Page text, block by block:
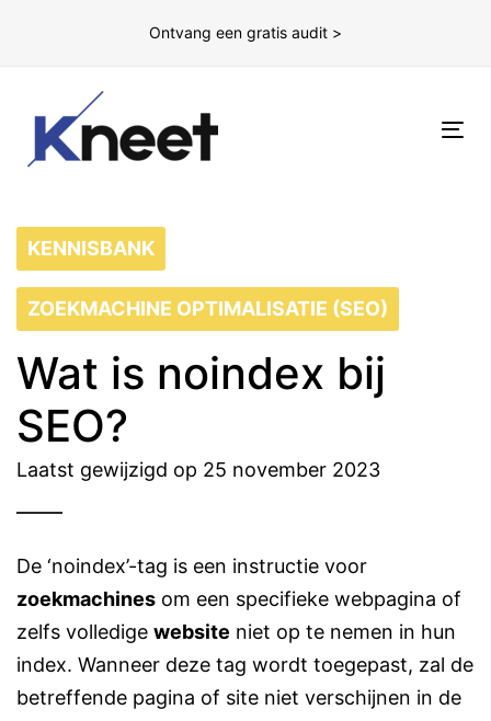
Ontvang een gratis audit >
KENNISBANK
ZOEKMACHINE OPTIMALISATIE (SEO)
Wat is noindex bij
SEO?
Laatst gewijzigd op 25 november 2023
De ‘noindex’-tag is een instructie voor
zoekmachines om een specifieke webpagina of
zelfs volledige website niet op te nemen in hun
index. Wanneer deze tag wordt toegepast, zal de
betreffende pagina of site niet verschijnen in de